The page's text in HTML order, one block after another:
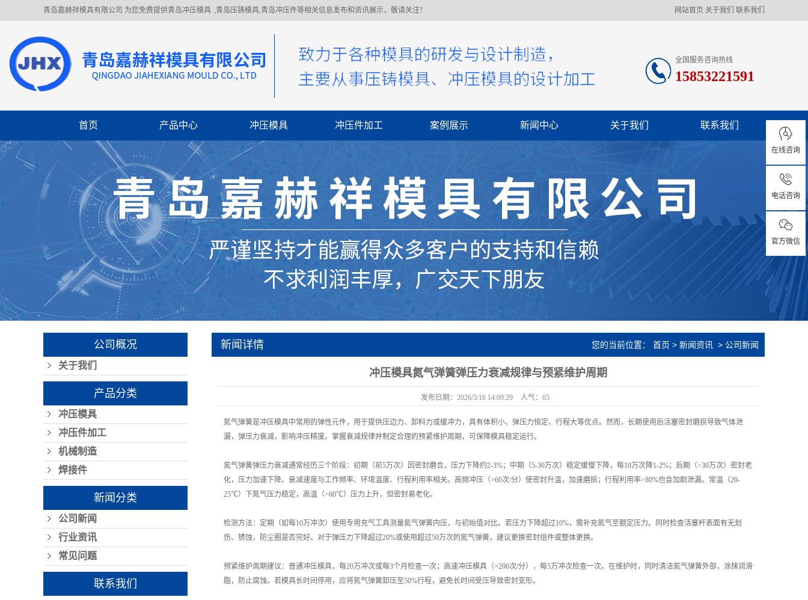
青岛嘉赫祥模具有限公司 为您免费提供青岛冲压模具 ,青岛压铸模具,青岛冲压件等相关信息发布和资讯展示，敬请关注！ 网站首页 关于我们 联系我们
全国服务咨询热线
15853221591
首页 产品中心
冲压模具
冲压件加工
机械制造
焊接件
冲压模具 冲压件加工 案例展示 新闻中心
常见问题
关于我们 联系我们
公司概况
关于我们
产品分类
冲压模具
冲压件加工
机械制造
焊接件
新闻分类
公司新闻
行业资讯
常见问题
联系我们
新闻详情 您的当前位置： 首页 > 新闻资讯 > 公司新闻
冲压模具氮气弹簧弹压力衰减规律与预紧维护周期
发布日期： 2026/5/16 14:09:29 人气： 65
氮气弹簧是冲压模具中常用的弹性元件，用于提供压边力、卸料力或缓冲力，具有体积小、弹压力恒定、行程大等优点。然而，长期使用后活塞密封磨损导致气体泄
漏，弹压力衰减，影响冲压精度。掌握衰减规律并制定合理的预紧维护周期，可保障模具稳定运行。
氮气弹簧弹压力衰减通常经历三个阶段：初期（前5万次）因密封磨合，压力下降约2-3%；中期（5-30万次）稳定缓慢下降，每10万次降1-2%；后期（>30万次）密封老
化，压力加速下降。衰减速度与工作频率、环境温度、行程利用率相关。高频冲压（>60次/分）使密封升温，加速磨损；行程利用率>80%也会加剧泄漏。常温（20-
25℃）下氮气压力稳定，高温（>60℃）压力上升，但密封易老化。
检测方法：定期（如每10万冲次）使用专用充气工具测量氮气弹簧内压，与初始值对比。若压力下降超过10%，需补充氮气至额定压力。同时检查活塞杆表面有无划
伤、锈蚀，防尘圈是否完好。对于弹压力下降超过20%或使用超过50万次的氮气弹簧，建议更换密封组件或整体更换。
预紧维护周期建议：普通冲压模具，每20万冲次或每3个月检查一次；高速冲压模具（>200次/分），每5万冲次检查一次。在维护时，同时清洁氮气弹簧外部，涂抹润滑
脂，防止腐蚀。若模具长时间停用，应将氮气弹簧卸压至50%行程，避免长时间受压导致密封变形。
在线咨询
电话咨询
官方微信